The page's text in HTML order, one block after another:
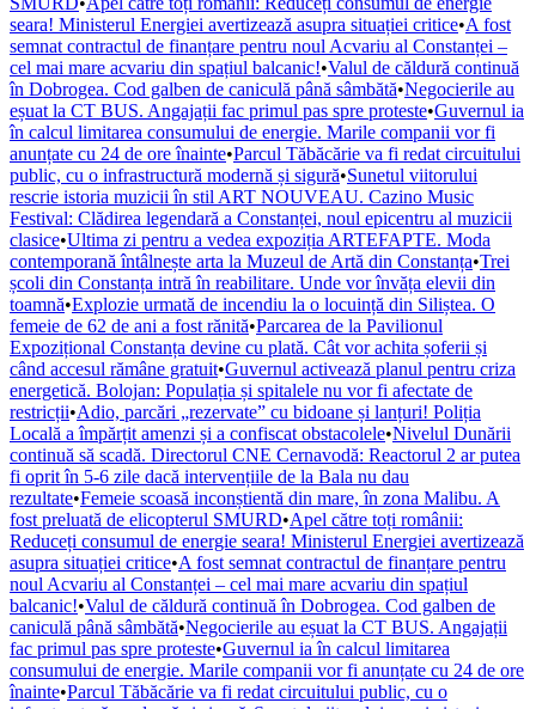
seara! Ministerul Energiei avertizează asupra situației critice•A fost
semnat contractul de finanțare pentru noul Acvariu al Constanței –
cel mai mare acvariu din spațiul balcanic!•Valul de căldură continuă
în Dobrogea. Cod galben de caniculă până sâmbătă•Negocierile au
eșuat la CT BUS. Angajații fac primul pas spre proteste•Guvernul ia
în calcul limitarea consumului de energie. Marile companii vor fi
anunțate cu 24 de ore înainte•Parcul Tăbăcărie va fi redat circuitului
public, cu o infrastructură modernă și sigură•Sunetul viitorului
rescrie istoria muzicii în stil ART NOUVEAU. Cazino Music
Festival: Clădirea legendară a Constanței, noul epicentru al muzicii
clasice•Ultima zi pentru a vedea expoziția ARTEFAPTE. Moda
contemporană întâlnește arta la Muzeul de Artă din Constanța•Trei
școli din Constanța intră în reabilitare. Unde vor învăța elevii din
toamnă•Explozie urmată de incendiu la o locuință din Siliștea. O
femeie de 62 de ani a fost rănită•Parcarea de la Pavilionul
Expozițional Constanța devine cu plată. Cât vor achita șoferii și
când accesul rămâne gratuit•Guvernul activează planul pentru criza
energetică. Bolojan: Populația și spitalele nu vor fi afectate de
restricții•Adio, parcări „rezervate” cu bidoane și lanțuri! Poliția
Locală a împărțit amenzi și a confiscat obstacolele•Nivelul Dunării
continuă să scadă. Directorul CNE Cernavodă: Reactorul 2 ar putea
fi oprit în 5-6 zile dacă intervențiile de la Bala nu dau
rezultate•Femeie scoasă inconștientă din mare, în zona Malibu. A
fost preluată de elicopterul SMURD•Apel către toți românii:
Reduceți consumul de energie seara! Ministerul Energiei avertizează
asupra situației critice•A fost semnat contractul de finanțare pentru
noul Acvariu al Constanței – cel mai mare acvariu din spațiul
balcanic!•Valul de căldură continuă în Dobrogea. Cod galben de
caniculă până sâmbătă•Negocierile au eșuat la CT BUS. Angajații
fac primul pas spre proteste•Guvernul ia în calcul limitarea
consumului de energie. Marile companii vor fi anunțate cu 24 de ore
înainte•Parcul Tăbăcărie va fi redat circuitului public, cu o